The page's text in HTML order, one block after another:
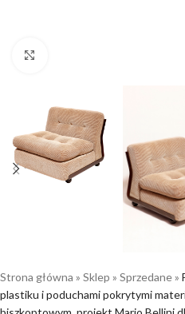
Strona główna » Sklep » Sprzedane»
plastiku i poduchami pokrytymi